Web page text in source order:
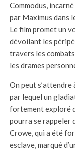
Commodus,
par Maximus dans
Le film promet un
dévoilant les
travers les
les drames
On peut
par lequel un
fortement exploré
pourra se rappeler
Crowe, qui a été
esclave, marqué